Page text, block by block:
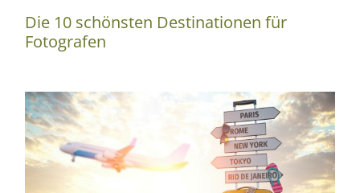
Die 10 schönsten Destinationen für
Fotografen